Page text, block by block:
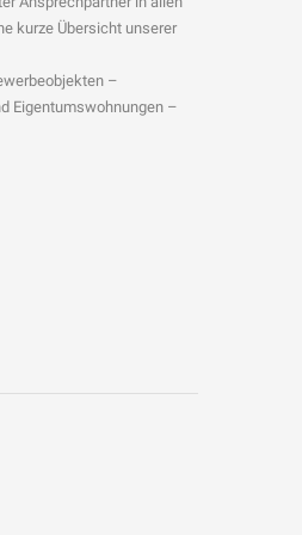
kurze Übersicht unserer
–
Eigentumswohnungen –